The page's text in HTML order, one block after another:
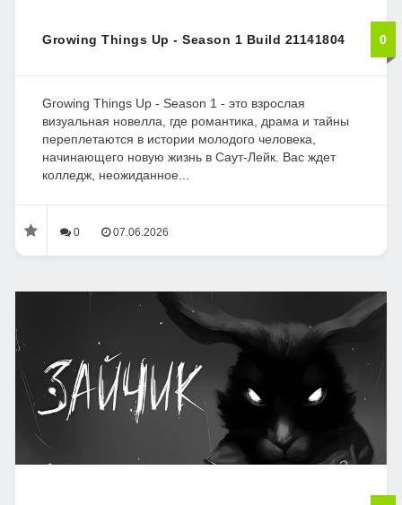
Growing Things Up - Season 1 Build 21141804 0
Growing Things Up - Season 1 - это взрослая
визуальная новелла, где романтика, драма и тайны
переплетаются в истории молодого человека,
начинающего новую жизнь в Саут-Лейк. Вас ждет
колледж, неожиданное...
0 07.06.2026